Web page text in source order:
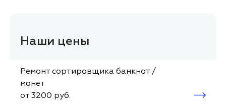
Наши цены
Ремонт сортировщика банкнот /
монет
от 3200 руб.